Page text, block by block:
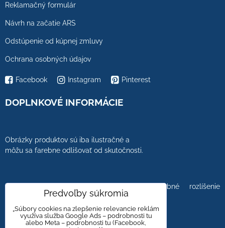
Reklamačný formulár
Návrh na začatie ARS
Odstúpenie od kúpnej zmluvy
Ochrana osobných údajov
Facebook Instagram Pinterest
DOPLNKOVÉ INFORMÁCIE
Obrázky produktov sú iba ilustračné a
môžu sa farebne odlišovať od skutočnosti.
Farebnosť obrázkov tiež ovplyvňuje farebné rozlíšenie
zobrazovacej jednotky.Predvoľby súkromia
„Súbory cookies na zlepšenie relevancie reklám
využíva služba Google Ads – podrobnosti tu
alebo Meta – podrobnosti tu (Facebook,